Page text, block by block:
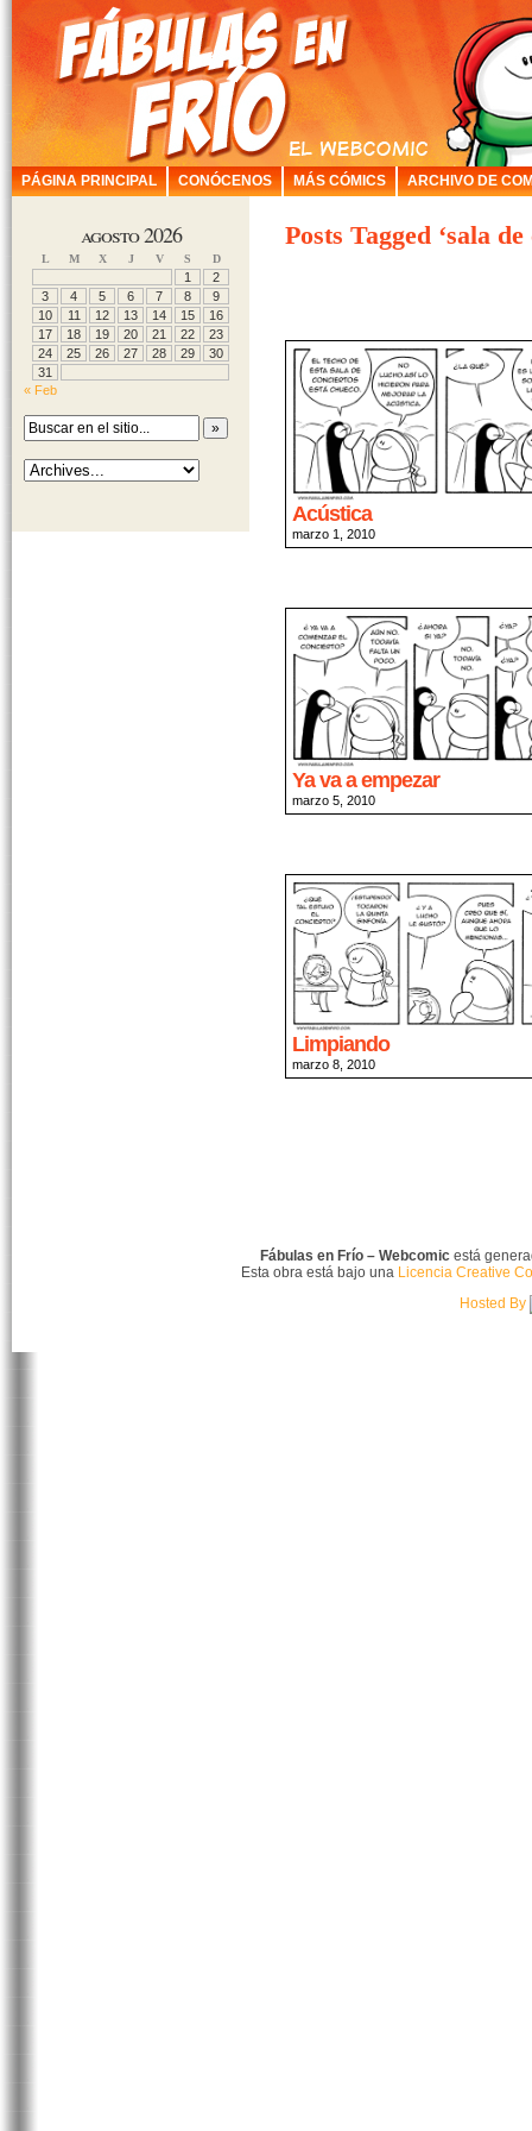
PÁGINA PRINCIPAL CONÓCENOS MÁS CÓMICS ARCHIVO DE
agosto 2026
L M X J V S D
1
2
3
4 5 6 7 8
9
10
11 12 13 14 15
16
17
18 19 20 21 22
23
24
25 26 27 28 29
30
31
« Feb
Posts Tagged ‘sala
Acústica
marzo 1, 2010
Ya va a empezar
marzo 5, 2010
Limpiando
marzo 8, 2010
Fábulas en Frío – Webcomicestá
Esta obra está bajo una Licencia Creative
Hosted By